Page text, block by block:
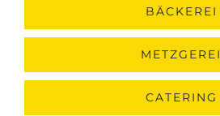
BÄCKEREI
METZGEREI
CATERING